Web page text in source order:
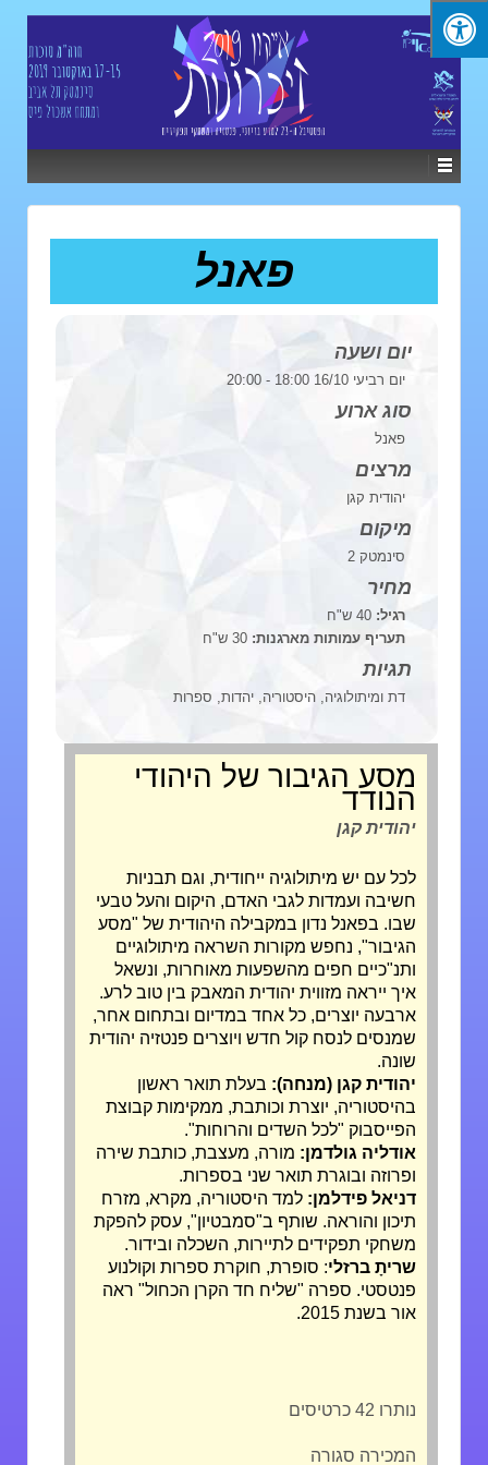
פאנל
יום ושעה
יום רביעי 16/10 18:00 - 20:00
סוג ארוע
מרצים
יהודית קגן
תעריף עמותות מארגנות:30 ש"ח
דת ומיתולוגיה, היסטוריה, יהדות, ספרות
מסע הגיבור של היהודי
הנודד
יהודית קגן
לכל עם יש מיתולוגיה ייחודית, וגם תבניות
חשיבה ועמדות לגבי האדם, היקום והעל טבעי
שבו. בפאנל נדון במקבילה היהודית של "מסע
הגיבור", נחפש מקורות השראה מיתולוגיים
ותנ"כיים חפים מהשפעות מאוחרות, ונשאל
איך ייראה מזווית יהודית המאבק בין טוב לרע.
ארבעה יוצרים, כל אחד במדיום ובתחום אחר,
שמנסים לנסח קול חדש ויוצרים פנטזיה יהודית
יהודית קגן (מנחה):בעלת תואר ראשון
בהיסטוריה, יוצרת וכותבת, ממקימות קבוצת
הפייסבוק "לכל השדים והרוחות".
אודליה גולדמן:מורה, מעצבת, כותבת שירה
ופרוזה ובוגרת תואר שני בספרות.
דניאל פידלמן:למד היסטוריה, מקרא, מזרח
תיכון והוראה. שותף ב"סמבטיון", עסק להפקת
משחקי תפקידים לתיירות, השכלה ובידור.
שריתָ ברזלי: סופרת, חוקרת ספרות וקולנוע
פנטסטי. ספרה "שליח חד הקרן הכחול" ראה
אור בשנת 2015.
המכירה סגורה